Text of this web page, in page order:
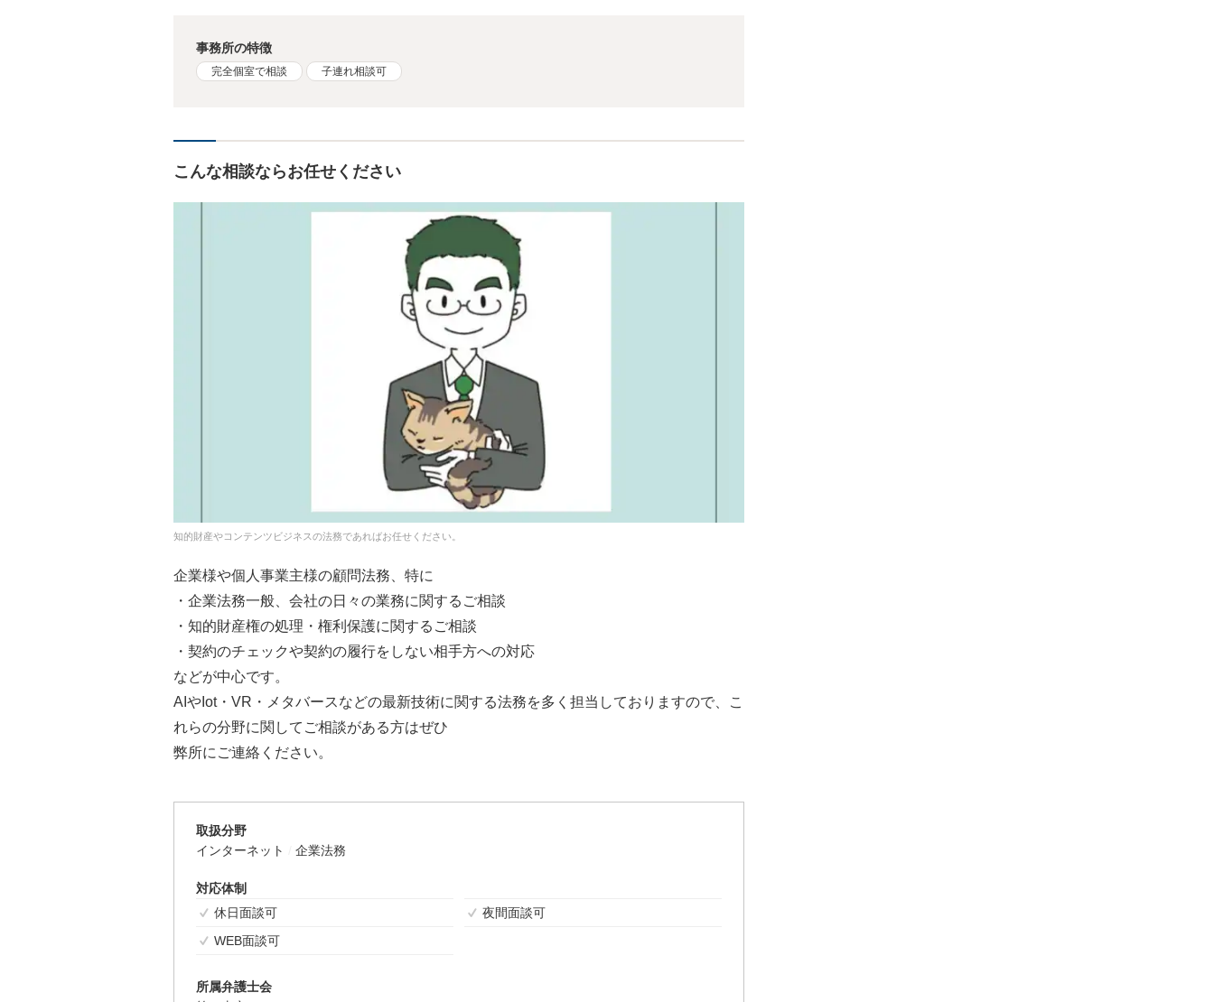
事務所の特徴
完全個室で相談 子連れ相談可
こんな相談ならお任せください
知的財産やコンテンツビジネスの法務であればお任せください。
企業様や個人事業主様の顧問法務、特に
・企業法務一般、会社の日々の業務に関するご相談
・知的財産権の処理・権利保護に関するご相談
・契約のチェックや契約の履行をしない相手方への対応
などが中心です。
AIやIot・VR・メタバースなどの最新技術に関する法務を多く担当しておりますので、こ
れらの分野に関してご相談がある方はぜひ
弊所にご連絡ください。
取扱分野
インターネット
企業法務
対応体制
休日面談可
夜間面談可
WEB面談可
所属弁護士会